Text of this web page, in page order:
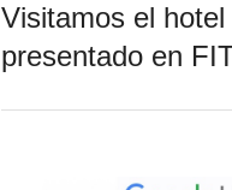
Visitamos el
presentado en